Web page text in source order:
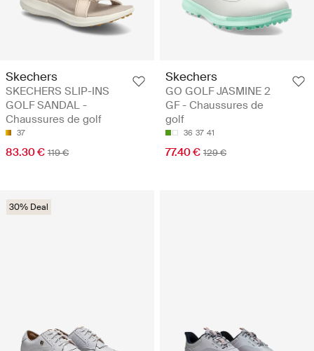
Skechers
SKECHERS SLIP-INS
GOLF SANDAL -
Chaussures de golf
37
83.30 € 119 €
Skechers
GO GOLF JASMINE 2
GF - Chaussures de
golf
36 37 41
77.40 € 129 €
30% Deal